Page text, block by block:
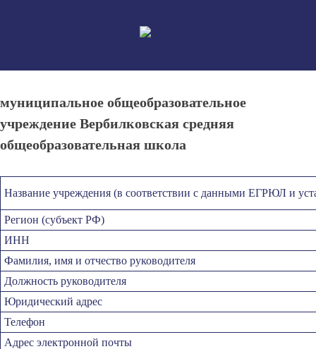
муниципальное общеобразовательное
учреждение Вербилковская средняя
общеобразовательная школа
Название учреждения (в соответствии с данными ЕГРЮЛ и
Регион (субъект РФ)
ИНН
Фамилия, имя и отчество руководителя
Должность руководителя
Юридический адрес
Телефон
Адрес электронной почты